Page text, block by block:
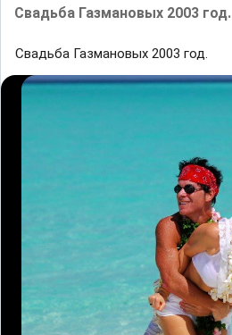
Свадьба Газмановых 2003 год.
Свадьба Газмановых 2003 год.